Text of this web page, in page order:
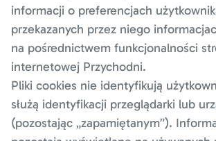
informacji o preferencjach
przekazanych przez niego
na pośrednictwem funkcjonalności
internetowej Przychodni.
Pliki cookies nie identyfikują
służą identyfikacji przeglądarki lub
(pozostając „zapamiętanym”).